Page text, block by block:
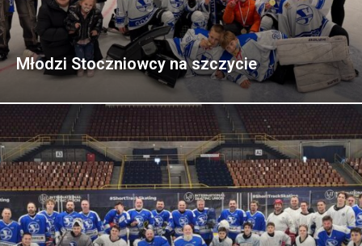
Młodzi Stoczniowcy na szczycie